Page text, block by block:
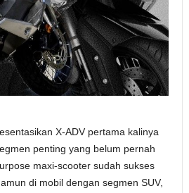
X-ADV pertama kalinya
penting yang belum pernah
maxi-scooter sudah sukses
di mobil dengan segmen SUV,